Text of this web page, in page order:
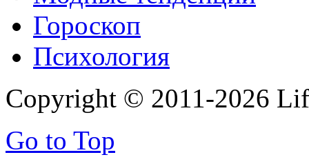
Гороскоп
Психология
Copyright © 2011-2026
Go to Top